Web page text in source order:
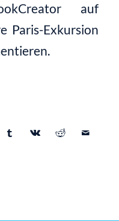
auf
Paris-Exkursion